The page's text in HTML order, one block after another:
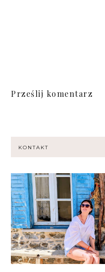
Prześlij komentarz
KONTAKT